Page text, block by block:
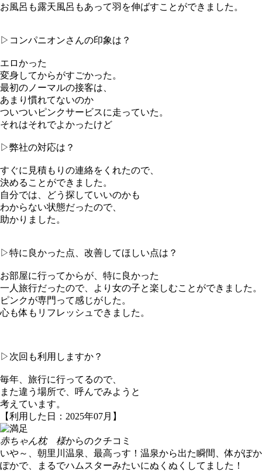
お風呂も露天風呂もあって羽を伸ばすことができました。
▷コンパニオンさんの印象は？
エロかった
変身してからがすごかった。
最初のノーマルの接客は、
あまり慣れてないのか
ついついピンクサービスに走っていた。
それはそれでよかったけど
▷弊社の対応は？
すぐに見積もりの連絡をくれたので、
決めることができました。
自分では、どう探していいのかも
わからない状態だったので、
助かりました。
▷特に良かった点、改善してほしい点は？
お部屋に行ってからが、特に良かった
一人旅行だったので、より女の子と楽しむことができました。
ピンクが専門って感じがした。
心も体もリフレッシュできました。
▷次回も利用しますか？
毎年、旅行に行ってるので、
また違う場所で、呼んでみようと
考えています。
【利用した日：2025年07月】
赤ちゃん枕 様からのクチコミ
いや～、朝里川温泉、最高っす！温泉から出た瞬間、体がぽか
ぽかで、まるでハムスターみたいにぬくぬくしてました！